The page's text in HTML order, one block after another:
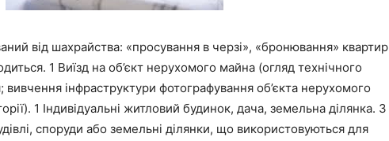
від шахрайства: «просування в черзі», «бронювання» квартир
1 Виїзд на об’єкт нерухомого майна (огляд технічного
вивчення інфраструктури фотографування об’єкта нерухомого
1 Індивідуальні житловий будинок, дача, земельна ділянка. 3
споруди або земельні ділянки, що використовуються для